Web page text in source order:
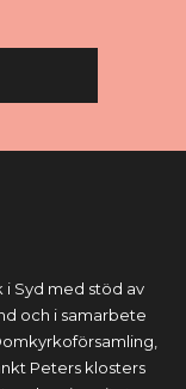
i Syd med stöd av
och i samarbete
Peters klosters